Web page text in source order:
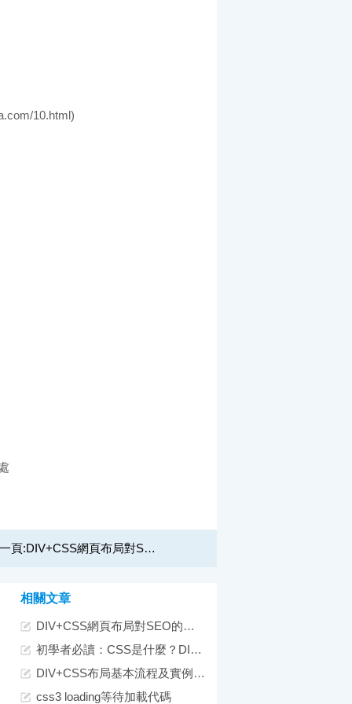
10.html)
頁:DIV+CSS網頁布局對SEO的四大影響
相關文章
DIV+CSS網頁布局對SEO的四大影響
初學者必讀：CSS是什麼？DIV+CSS又是什麼？
DIV+CSS布局基本流程及實例介紹
css3 loading等待加載代碼